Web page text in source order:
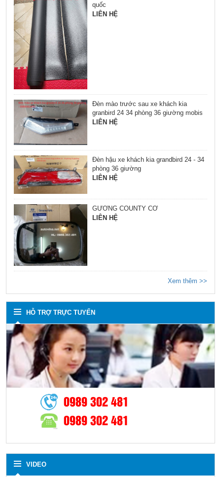
quốc
LIÊN HỆ
Đèn mào trước sau xe khách kia
granbird 24 34 phòng 36 giường mobis
LIÊN HỆ
Đèn hậu xe khách kia grandbird 24 - 34
phòng 36 giường
LIÊN HỆ
GƯƠNG COUNTY CƠ
LIÊN HỆ
Xem thêm >>
HỖ TRỢ TRỰC TUYẾN
0989 302 481
0989 302 481
VIDEO